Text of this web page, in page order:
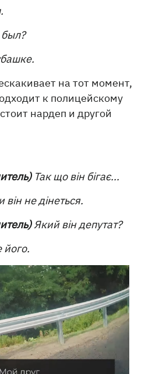
на тот момент,
к полицейскому
нардеп и другой
Так що він бігає...
він не дінеться.
Який він депутат?
його.